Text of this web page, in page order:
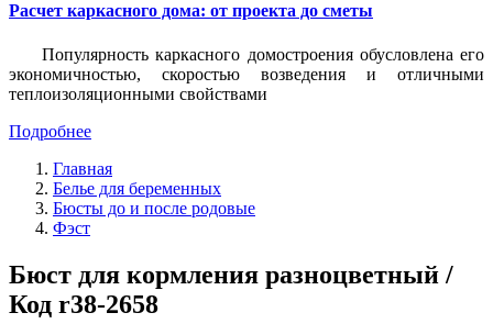
Расчет каркасного дома: от проекта до сметы
Популярность каркасного домостроения обусловлена его
экономичностью, скоростью возведения и отличными
теплоизоляционными свойствами
Подробнее
Главная
Белье для беременных
Бюсты до и после родовые
Фэст
Бюст для кормления разноцветный /
Код r38-2658